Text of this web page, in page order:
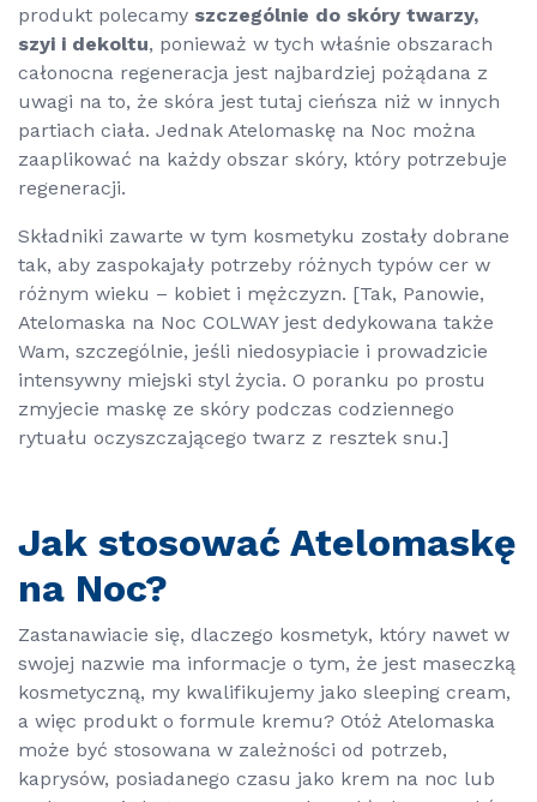
produkt polecamy szczególnie do skóry twarzy,
szyi i dekoltu, ponieważ w tych właśnie obszarach
całonocna regeneracja jest najbardziej pożądana z
uwagi na to, że skóra jest tutaj cieńsza niż w innych
partiach ciała. Jednak Atelomaskę na Noc można
zaaplikować na każdy obszar skóry, który potrzebuje
regeneracji.
Składniki zawarte w tym kosmetyku zostały dobrane
tak, aby zaspokajały potrzeby różnych typów cer w
różnym wieku – kobiet i mężczyzn. [Tak, Panowie,
Atelomaska na Noc COLWAY jest dedykowana także
Wam, szczególnie, jeśli niedosypiacie i prowadzicie
intensywny miejski styl życia. O poranku po prostu
zmyjecie maskę ze skóry podczas codziennego
rytuału oczyszczającego twarz z resztek snu.]
Jak stosować Atelomaskę
na Noc?
Zastanawiacie się, dlaczego kosmetyk, który nawet w
swojej nazwie ma informacje o tym, że jest maseczką
kosmetyczną, my kwalifikujemy jako sleeping cream,
a więc produkt o formule kremu? Otóż Atelomaska
może być stosowana w zależności od potrzeb,
kaprysów, posiadanego czasu jako krem na noc lub